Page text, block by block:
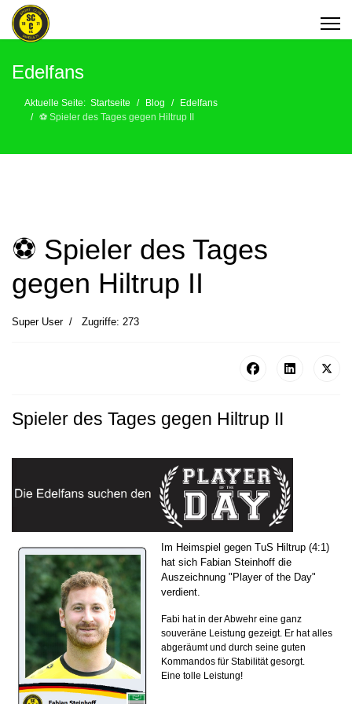
Edelfans
Aktuelle Seite: Startseite Blog
Edelfans
⚽️ Spieler des Tages gegen Hiltrup II
⚽️ Spieler des Tages
gegen Hiltrup II
Super User Zugriffe: 273
Spieler des Tages gegen Hiltrup II
Im Heimspiel gegen TuS Hiltrup (4:1)
hat sich Fabian Steinhoff die
Auszeichnung "Player of the Day"
verdient.
Fabi hat in der Abwehr eine ganz
souveräne Leistung gezeigt. Er hat alles
abgeräumt und durch seine guten
Kommandos für Stabilität gesorgt.
Eine tolle Leistung!